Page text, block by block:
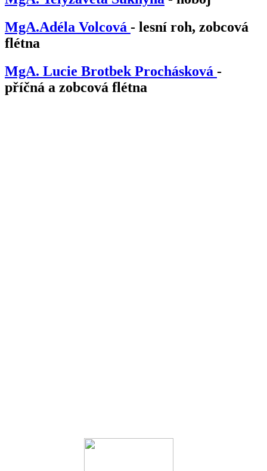
MgA.Adéla Volcová - lesní roh, zobcová
flétna
MgA. Lucie Brotbek Prochásková -
příčná a zobcová flétna